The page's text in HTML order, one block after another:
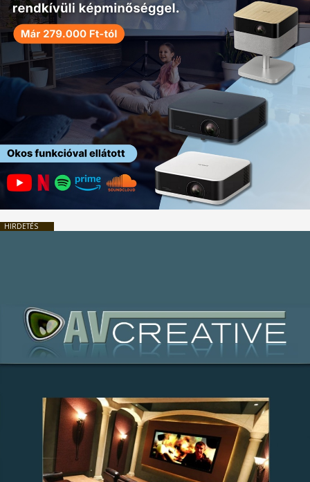
HIRDETÉS